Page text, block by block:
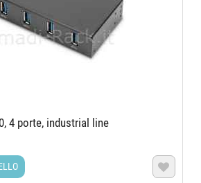
4 porte, industrial line
